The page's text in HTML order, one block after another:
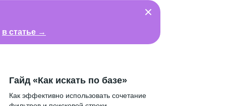
в статье →
Гайд «Как искать по базе»
Как эффективно использовать сочетание